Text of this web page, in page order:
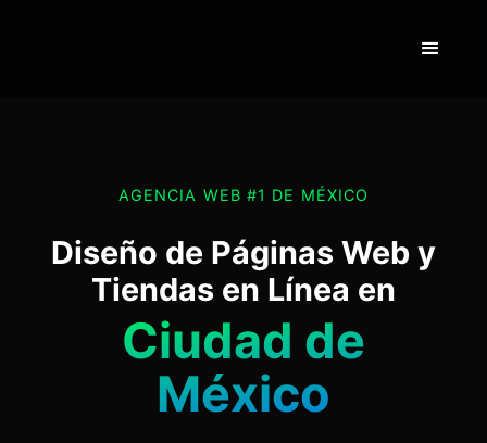
AGENCIA WEB #1 DE MÉXICO
Diseño de Páginas Web y
Tiendas en Línea en
Ciudad de
México